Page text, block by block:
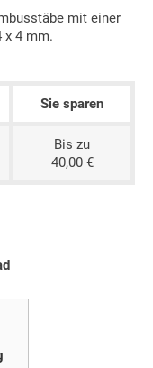
mit einer
x 4 mm.
Sie sparen
Bis zu
40,00 €